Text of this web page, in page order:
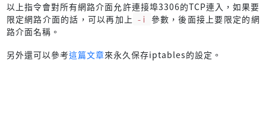
以上指令會對所有網路介面允許連接埠3306的TCP連入，如果要
限定網路介面的話，可以再加上 -i 參數，後面接上要限定的網
路介面名稱。
另外還可以參考這篇文章來永久保存iptables的設定。